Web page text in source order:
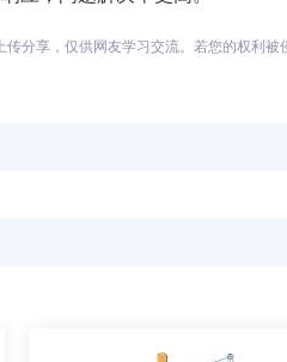
传分享，仅供网友学习交流。若您的权利